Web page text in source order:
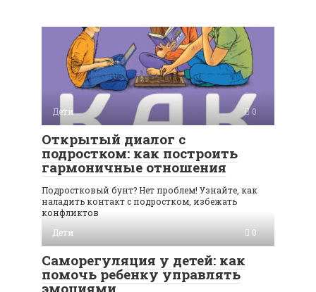
Дети 0
Открытый диалог с
подростком: как построить
гармоничные отношения
Подростковый бунт? Нет проблем! Узнайте, как
наладить контакт с подростком, избежать
конфликтов
Дети
0
Саморегуляция у детей: как
помочь ребенку управлять
эмоциями